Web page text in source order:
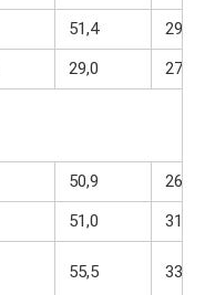
51,4
294
29,0 275
50,9
264
51,0
317
55,5 339